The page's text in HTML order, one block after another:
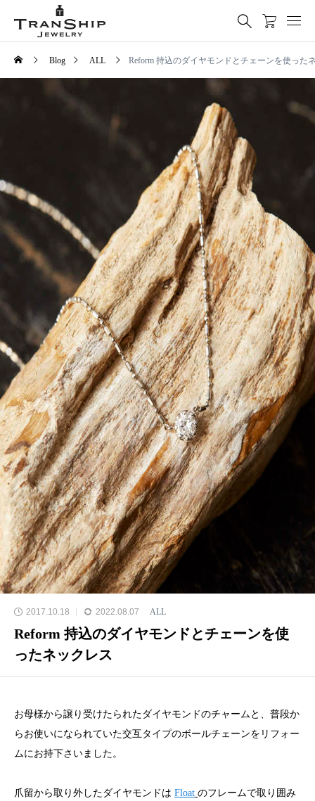
Blog ALL Reform 持込のダイヤモンドとチェーンを使った
2017.10.18 2022.08.07 ALL
Reform 持込のダイヤモンドとチェーンを使
ったネックレス
お母様から譲り受けたられたダイヤモンドのチャームと、普段か
らお使いになられていた交互タイプのボールチェーンをリフォー
ムにお持下さいました。
爪留から取り外したダイヤモンドは Float のフレームで取り囲み